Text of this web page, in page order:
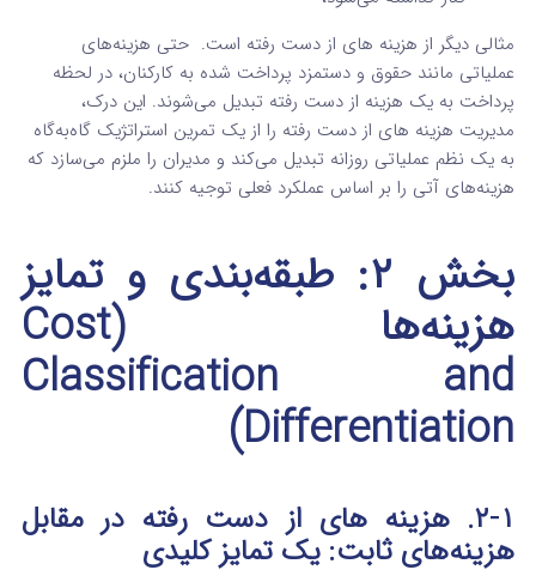
مثالی دیگر از هزینه های از دست رفته است. حتی هزینه‌های
عملیاتی مانند حقوق و دستمزد پرداخت شده به کارکنان، در لحظه
پرداخت به یک هزینه از دست رفته تبدیل می‌شوند. این درک،
مدیریت هزینه های از دست رفته را از یک تمرین استراتژیک گاه‌به‌گاه
به یک نظم عملیاتی روزانه تبدیل می‌کند و مدیران را ملزم می‌سازد که
هزینه‌های آتی را بر اساس عملکرد فعلی توجیه کنند.
بخش ۲: طبقه‌بندی و تمایز
هزینه‌ها (Cost
Classification and
Differentiation)
۲-۱. هزینه های از دست رفته در مقابل
هزینه‌های ثابت: یک تمایز کلیدی